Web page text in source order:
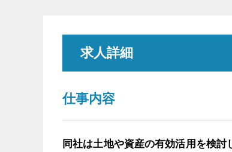
求人詳細
仕事内容
同社は土地や資産の有効活用を検